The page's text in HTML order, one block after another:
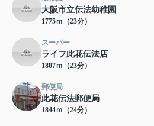
大阪市立伝法幼稚園
1775ｍ（23分）
スーパー
ライフ此花伝法店
1807ｍ（23分）
郵便局
此花伝法郵便局
1844ｍ（24分）